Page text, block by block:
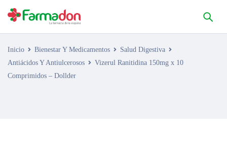
Inicio Bienestar Y Medicamentos
Salud Digestiva
Antiácidos Y Antiulcerosos
Vizerul Ranitidina 150mg x 10
Comprimidos – Dollder